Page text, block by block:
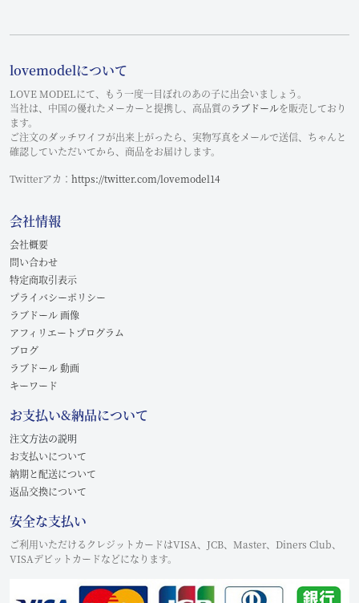
lovemodelについて
LOVE MODELにて、もう一度一目ぼれのあの子に出会いましょう。
当社は、中国の優れたメーカーと提携し、高品質のラブドールを販売しており
ます。
ご注文のダッチワイフが出来上がったら、実物写真をメールで送信、ちゃんと
確認していただいてから、商品をお届けします。
Twitterアカ： https://twitter.com/lovemodel14
会社情報
会社概要
問い合わせ
特定商取引表示
プライバシーポリシー
ラブドール 画像
アフィリエートプログラム
ブログ
ラブドール 動画
キーワード
お支払い&納品について
注文方法の説明
お支払いについて
納期と配送について
返品交換について
安全な支払い
ご利用いただけるクレジットカードはVISA、JCB、Master、Diners Club、
VISAデビットカードなどになります。